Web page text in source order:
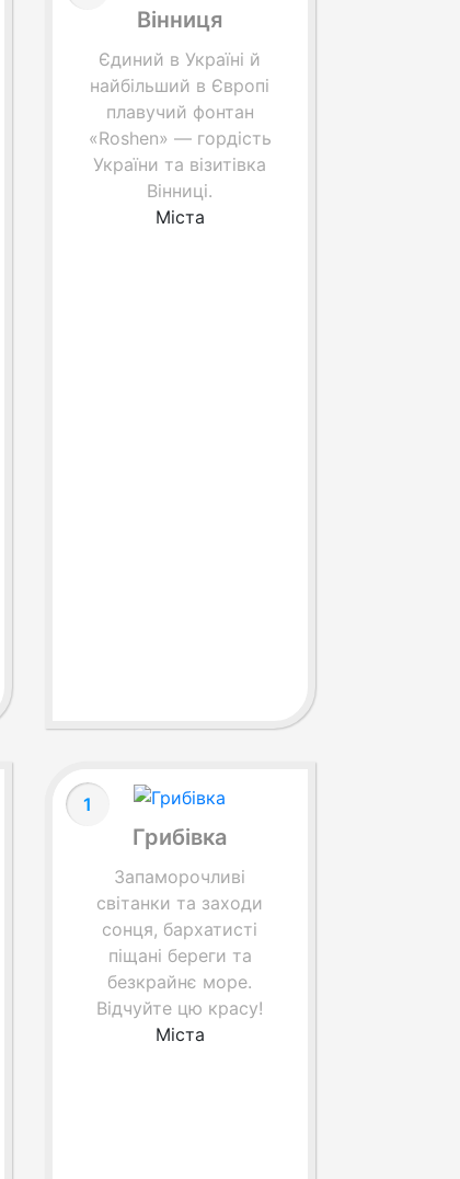
Вінниця
Єдиний в Україні й
найбільший в Європі
плавучий фонтан
«Roshen» — гордість
України та візитівка
Вінниці.
Міста
Грибівка
1
Запаморочливі
світанки та заходи
сонця, бархатисті
піщані береги та
безкрайнє море.
Відчуйте цю красу!
Міста